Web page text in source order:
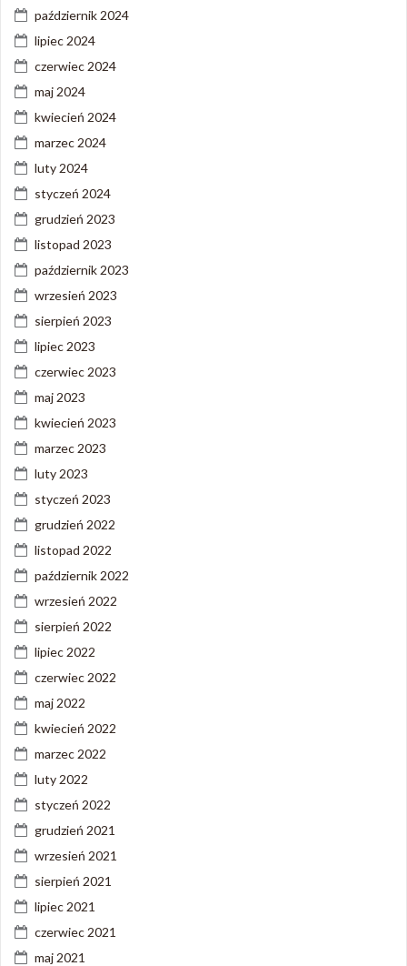
październik 2024
lipiec 2024
czerwiec 2024
maj 2024
kwiecień 2024
marzec 2024
luty 2024
styczeń 2024
grudzień 2023
listopad 2023
październik 2023
wrzesień 2023
sierpień 2023
lipiec 2023
czerwiec 2023
maj 2023
kwiecień 2023
marzec 2023
luty 2023
styczeń 2023
grudzień 2022
listopad 2022
październik 2022
wrzesień 2022
sierpień 2022
lipiec 2022
czerwiec 2022
maj 2022
kwiecień 2022
marzec 2022
luty 2022
styczeń 2022
grudzień 2021
wrzesień 2021
sierpień 2021
lipiec 2021
czerwiec 2021
maj 2021